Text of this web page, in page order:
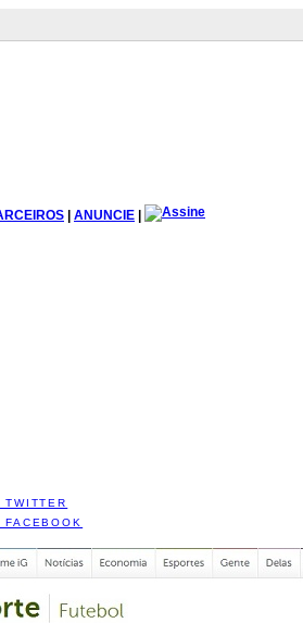
| ANUNCIE |
TWITTER